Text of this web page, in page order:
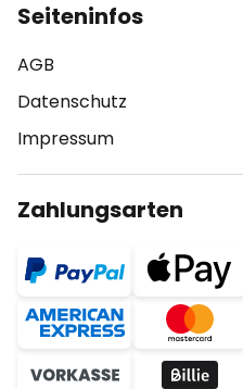
Seiteninfos
AGB
Datenschutz
Impressum
Zahlungsarten